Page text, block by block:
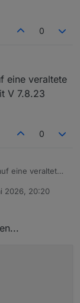
0
eine veraltete
V 7.8.23
0
eine veraltete
2026, 20:20